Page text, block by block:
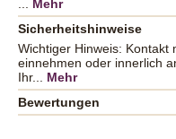
Mehr
Sicherheitshinweise
Wichtiger Hinweis: Kontakt
einnehmen oder innerlich
Ihr... Mehr
Bewertungen